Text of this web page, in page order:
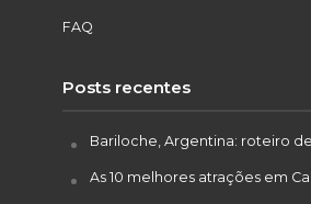
FAQ
Posts recentes
Bariloche, Argentina: roteiro
As 10 melhores atrações em